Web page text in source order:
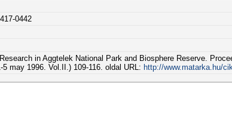
0442
in Aggtelek National Park and Biosphere Reserve.
may 1996. Vol.II.) 109-116. oldal URL: http://www.matarka.hu/